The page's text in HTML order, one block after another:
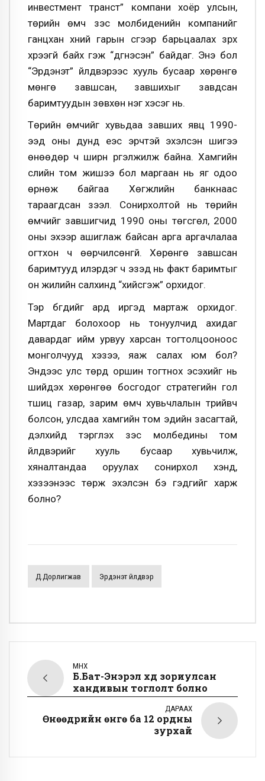
инвестмент транст” компани хоёр улсын,
төрийн өмч зэс молбиденийн компанийг
ганцхан хүний гарын үсгээр барьцаалах зүрх
хүрээгүй байх гэж “дүгнэсэн” байдаг. Энэ бол
“Эрдэнэт” үйлдвэрээс хууль бусаар хөрөнгө
мөнгө завшсан, завшихыг завдсан
баримтуудын зөвхөн нэг хэсэг нь.
Төрийн өмчийг хувьдаа завших явц 1990-
ээд оны дунд үеэс эрчтэй эхэлсэн шигээ
өнөөдөр ч ширүүн үргэлжилж байна. Хамгийн
сүүлийн том жишээ бол маргаан нь яг одоо
өрнөж байгаа Хөгжлийн банкнаас
тараагдсан зээл. Сонирхолтой нь төрийн
өмчийг завшигчид 1990 оны төгсгөл, 2000
оны эхээр ашиглаж байсан арга аргачлалаа
огтхон ч өөрчилсөнгүй. Хөрөнгө завшсан
баримтууд илэрдэг ч эзэд нь факт баримтыг
он жилийн салхинд “хийсгэж” орхидог.
Тэр бүгдийг ард иргэд мартаж орхидог.
Мартдаг болохоор нь тонуулчид ахидаг
давардаг ийм урвуу харсан тогтолцооноос
монголчууд хэзээ, яаж салах юм бол?
Эндээс улс төрд оршин тогтнох эсэхийг нь
шийдэх хөрөнгөө босгодог стратегийн гол
түшиц газар, зарим өмч хувьчлалын түрийвч
болсон, улсдаа хамгийн том эдийн засагтай,
дэлхийд тэргүүлэх зэс молбедины том
үйлдвэрийг хууль бусаар хувьчилж,
хяналтандаа оруулах сонирхол хэнд,
хэзээнээс төрж эхэлсэн бэ гэдгийг харж
болно?
Д.Дорлигжав Эрдэнэт Үйлдвэр
ӨМНӨХ
Б.Бат-Энэрэл хүүд зориулсан
хандивын тоглолт болно
ДАРААХ
Өнөөдрийн өнгө ба 12 ордны
зурхай